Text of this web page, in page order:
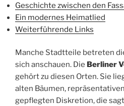
Geschichte zwischen den
Ein modernes Heimatlied
Weiterführende Links
Manche Stadtteile betreten
sich anschauen. Die Berliner
gehört zu diesen Orten. Sie
alten Bäumen,
gepflegten Diskretion, die